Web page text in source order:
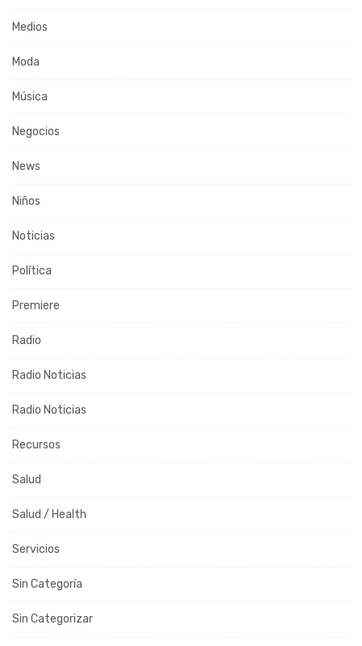
Medios
Moda
Música
Negocios
News
Niños
Noticias
Política
Premiere
Radio
Radio Noticias
Radio Noticias
Recursos
Salud
Salud / Health
Servicios
Sin Categoría
Sin Categorizar